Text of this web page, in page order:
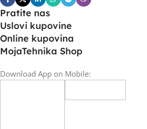
Pratite nas
Uslovi kupovine
Online kupovina
MojaTehnika Shop
Download App on Mobile: